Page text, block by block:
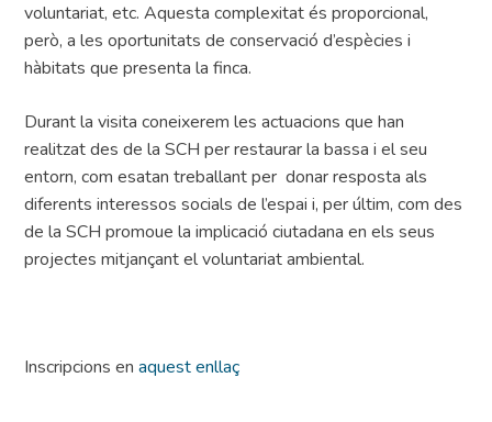
voluntariat, etc. Aquesta complexitat és proporcional,
però, a les oportunitats de conservació d’espècies i
hàbitats que presenta la finca.
Durant la visita coneixerem les actuacions que han
realitzat des de la SCH per restaurar la bassa i el seu
entorn, com esatan treballant per donar resposta als
diferents interessos socials de l’espai i, per últim, com des
de la SCH promoue la implicació ciutadana en els seus
projectes mitjançant el voluntariat ambiental.
Inscripcions enaquest enllaç